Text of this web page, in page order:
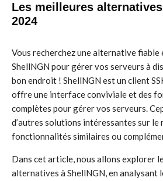
Les meilleures
2024
Vous recherchez une alternative fiable
ShellNGN pour gérer vos serveurs à
bon endroit ! ShellNGN est un client
offre une interface conviviale et des
complètes pour gérer vos serveurs.
d’autres solutions intéressantes sur le
fonctionnalités similaires ou
Dans cet article, nous allons explorer
alternatives à ShellNGN, en analysant